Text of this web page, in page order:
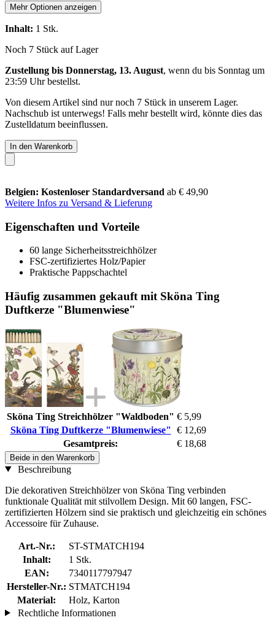
Mehr Optionen anzeigen
Inhalt: 1 Stk.
Noch 7 Stück auf Lager
Zustellung bis Donnerstag, 13. August, wenn du bis Sonntag um
23:59 Uhrbestellst.
Von diesem Artikel sind nur noch 7 Stück in unserem Lager.
Nachschub ist unterwegs! Falls mehr bestellt wird, könnte dies das
Zustelldatum beeinflussen.
In den Warenkorb
Belgien: Kostenloser Standardversand ab € 49,90
Weitere Infos zu Versand & Lieferung
Eigenschaften und Vorteile
60 lange Sicherheitsstreichhölzer
FSC-zertifiziertes Holz/Papier
Praktische Pappschachtel
Häufig zusammen gekauft mit Sköna Ting
Duftkerze "Blumenwiese"
Sköna Ting Streichhölzer "Waldboden" € 5,99
Sköna Ting Duftkerze "Blumenwiese"
€ 12,69
Gesamtpreis:
€ 18,68
Beide in den Warenkorb
Beschreibung
Die dekorativen Streichhölzer von Sköna Ting verbinden
funktionale Qualität mit stilvollem Design. Mit 60 langen, FSC-
zertifizierten Hölzern sind sie praktisch und gleichzeitig ein schönes
Accessoire für Zuhause.
Art.-Nr.:
ST-STMATCH194
Inhalt:
1 Stk.
EAN:
7340117797947
Hersteller-Nr.: STMATCH194
Material:
Holz, Karton
Rechtliche Informationen